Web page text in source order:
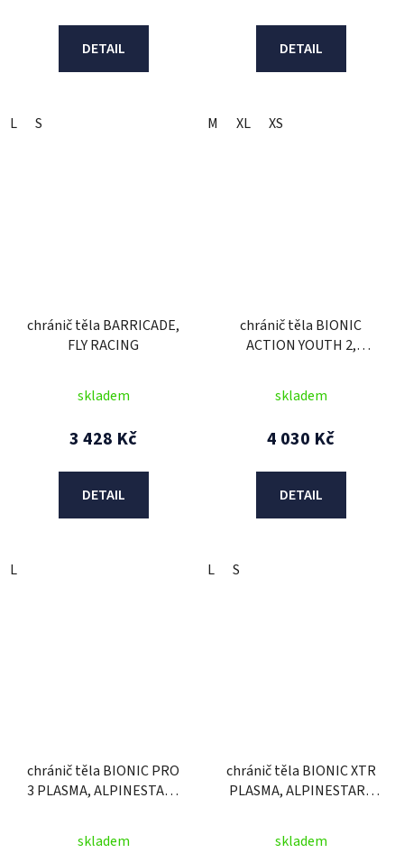
DETAIL
L S
DETAIL
M XL XS
chránič těla BARRICADE,
FLY RACING
skladem
3 428 Kč
DETAIL
L
chránič těla BIONIC
ACTION YOUTH 2,
skladem
4 030 Kč
DETAIL
L S
chránič těla BIONIC PRO
3 PLASMA, ALPINESTARS
skladem
chránič těla BIONIC XTR
PLASMA, ALPINESTARS
skladem